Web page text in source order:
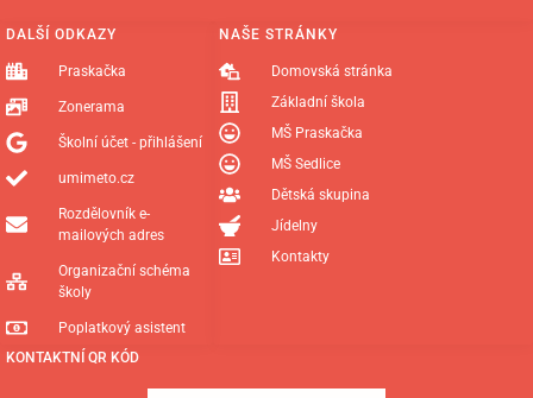
KONTAKTNÍ QR KÓD
NAŠE STRÁNKY
Domovská stránka
Základní škola
MŠ Praskačka
MŠ Sedlice
Dětská skupina
Jídelny
Kontakty
DALŠÍ ODKAZY
Praskačka
Zonerama
Školní účet - přihlášení
umimeto.cz
Rozdělovník e-
mailových adres
Organizační schéma
školy
Poplatkový asistent